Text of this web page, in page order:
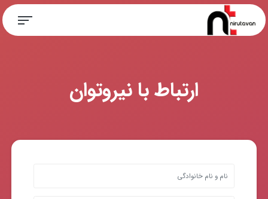
ارتباط با نیروتوان